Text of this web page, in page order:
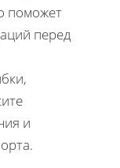
поможет
перед
и